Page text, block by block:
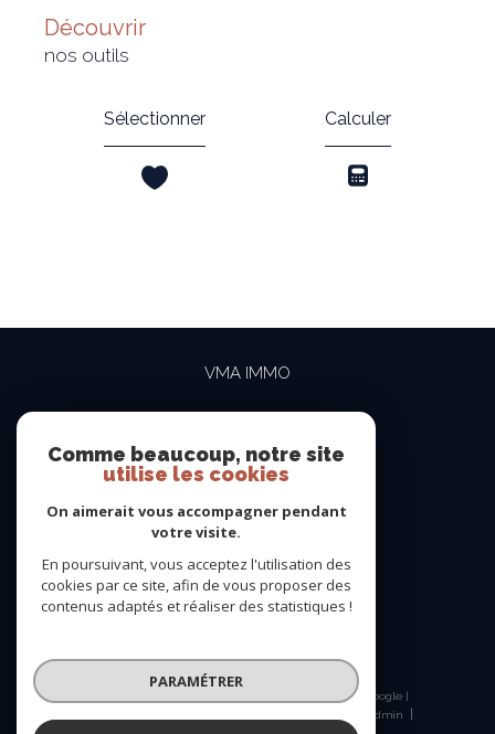
découvrir
nos outils
Sélectionner Calculer
VMA IMMO
contact@vma-immo.com
19 rue des Rosiéristes
NOUS SUIVRE SUR
© 2026 | Tous droits réservés | Traduction powered by Google |
Admin
Comme beaucoup, notre site
utilise les cookies
On aimerait vous accompagner pendant
votre visite.
En poursuivant, vous acceptez l'utilisation des
cookies par ce site, afin de vous proposer des
contenus adaptés et réaliser des statistiques !
PARAMÉTRER